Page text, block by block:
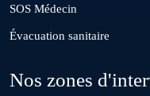
Khouribga
Loulad
SOS Médecin
Évacuation sanitaire
Nos zones